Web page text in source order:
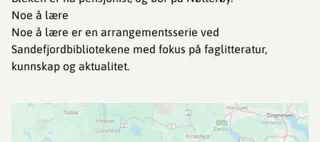
Noe å lære
Noe å lære er en arrangementsserie ved
Sandefjordbibliotekene med fokus på faglitteratur,
kunnskap og aktualitet.